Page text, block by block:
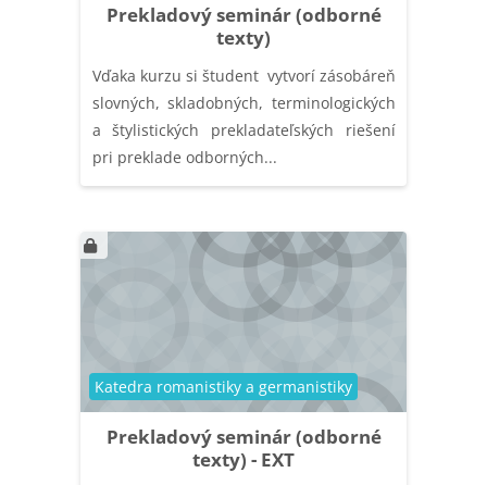
Prekladový seminár (odborné
texty)
Vďaka kurzu si študent vytvorí zásobáreň
slovných, skladobných, terminologických
a štylistických prekladateľských riešení
pri preklade odborných...
Prekladový seminár (odborné
texty) - EXT
Kategória kurzu
Katedra romanistiky a germanistiky